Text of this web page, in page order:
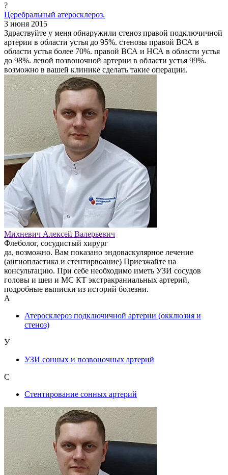
?
Церебральный атеросклероз.
3 июня 2015
Здраствуйте у меня обнаружили стеноз правой подключичной
артерии в области устья до 95%. стенозы правой ВСА в
области устья более 70%. правой ВСА и НСА в области устья
до 98%. левой позвоночной артерии в области устья 99%.
возможно в вашей клинике сделать такие операции.
Михневич Алексей Валерьевич
Флеболог, сосудистый хирург
да, возможно. Вам показано эндоваскулярное лечение
(ангиопластика и стентирвоание) Приезжайте на
консультацию. При себе необходимо иметь УЗИ сосудов
головы и шеи и МС КТ экстракраниальных артерий,
подробные выписки из историй болезни.
А
Атеросклероз подключичной артерии (окклюзия и
стеноз)
У
УЗИ сонных и позвоночных артерий
С
Стентирование сонных артерий